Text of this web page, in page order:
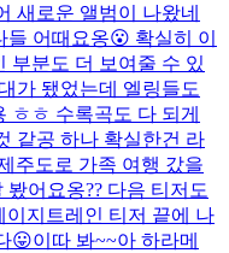
새로운 앨범이 나왔네
어때요옹😮 확실히 이
부분도 더 보여줄 수 있
가 됐었는데 엘링들도
ㅎㅎ 수록곡도 다 되게
같공 하나 확실한건 라
주도로 가족 여행 갔을
봤어요옹?? 다음 티저도
지트레인 티저 끝에 나
😛이따 봐~~아 하라메